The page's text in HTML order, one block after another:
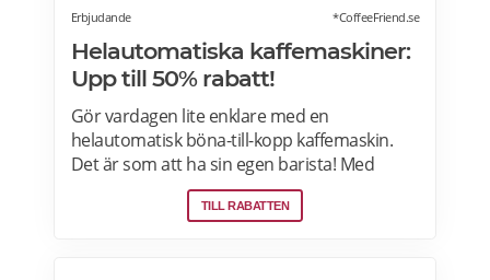
Erbjudande *CoffeeFriend.se
Helautomatiska kaffemaskiner:
Upp till 50% rabatt!
Gör vardagen lite enklare med en
helautomatisk böna-till-kopp kaffemaskin.
Det är som att ha sin egen barista! Med
kaffemaskiner har du möjlighet att finjustera
styrka, temperatur, arominställning
TILL RABATTEN